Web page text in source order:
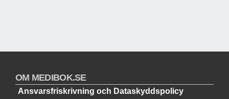
OM MEDIBOK.SE
Ansvarsfriskrivning och Dataskyddspolicy